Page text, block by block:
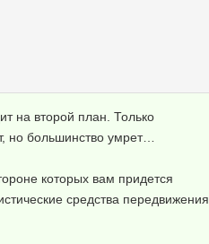
на второй план. Только
но большинство умрет…
которых вам придется
средства передвижения